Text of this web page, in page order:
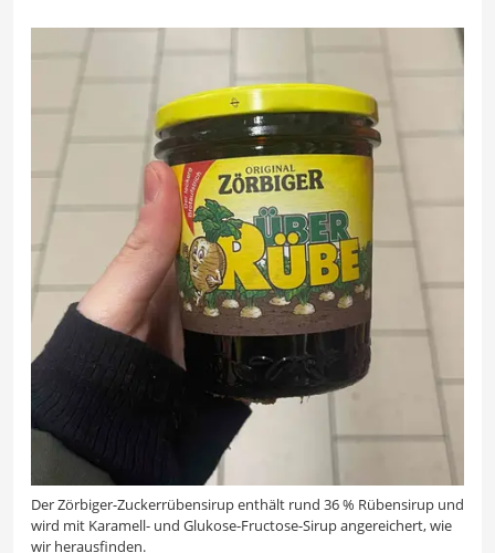
Der Zörbiger-Zuckerrübensirup enthält rund 36 % Rübensirup und
wird mit Karamell- und Glukose-Fructose-Sirup angereichert, wie
wir herausfinden.